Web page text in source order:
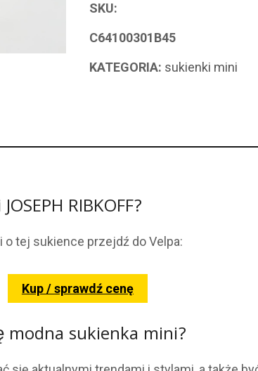
SKU:
C64100301B45
KATEGORIA: sukienki mini
RIBKOFF?
tej sukience przejdź do Velpa:
Kup / sprawdź cenę
modna sukienka mini?